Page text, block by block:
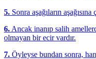
5. Sonra aşağıların
6. Ancak inanıp salih
olmayan bir ecir vardır.
7. Öyleyse bundan sonra,